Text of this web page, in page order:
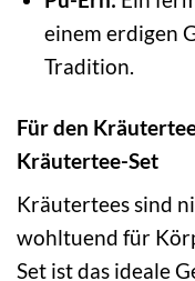
einem erdigen
Tradition.
Für den
Kräutertee-Set
Kräutertees sind
wohltuend für
Set ist das ideale